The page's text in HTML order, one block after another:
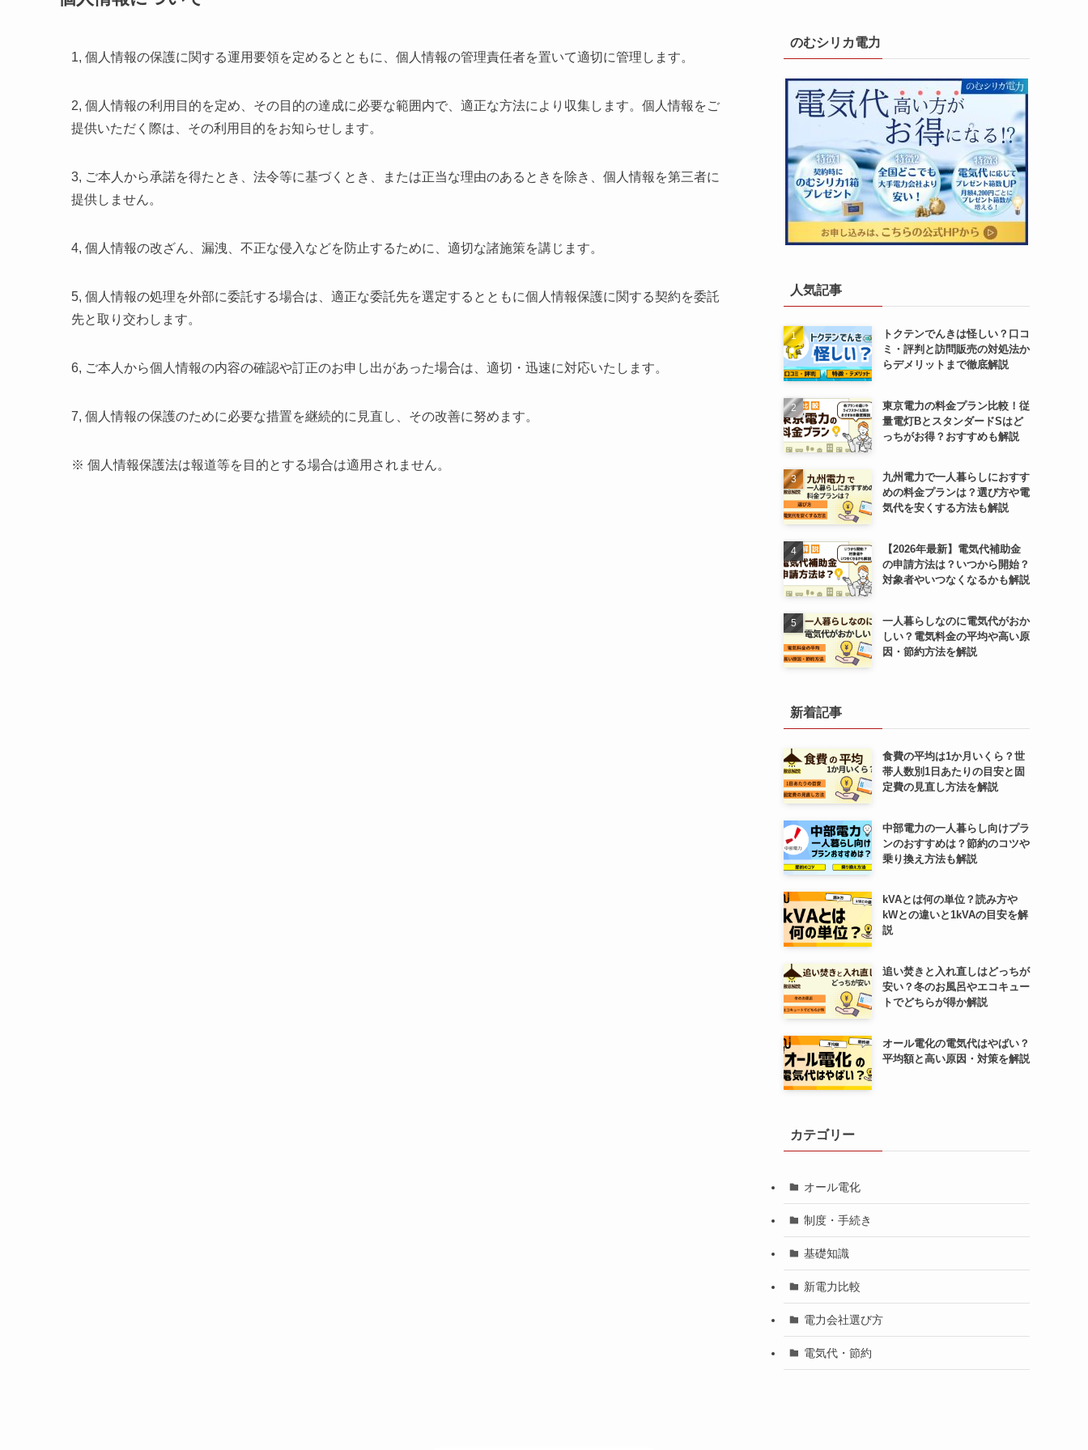
1, 個人情報の保護に関する運用要領を定めるとともに、個人情報の管理責任者を置いて適切に管理します。
2, 個人情報の利用目的を定め、その目的の達成に必要な範囲内で、適正な方法により収集します。個人情報をご
提供いただく際は、その利用目的をお知らせします。
3, ご本人から承諾を得たとき、法令等に基づくとき、または正当な理由のあるときを除き、個人情報を第三者に
提供しません。
4, 個人情報の改ざん、漏洩、不正な侵入などを防止するために、適切な諸施策を講じます。
5, 個人情報の処理を外部に委託する場合は、適正な委託先を選定するとともに個人情報保護に関する契約を委託
先と取り交わします。
6, ご本人から個人情報の内容の確認や訂正のお申し出があった場合は、適切・迅速に対応いたします。
7, 個人情報の保護のために必要な措置を継続的に見直し、その改善に努めます。
※ 個人情報保護法は報道等を目的とする場合は適用されません。
のむシリカ電力
人気記事
トクテンでんきは怪しい？口コ
ミ・評判と訪問販売の対処法か
らデメリットまで徹底解説
東京電力の料金プラン比較！従
量電灯BとスタンダードSはど
っちがお得？おすすめも解説
九州電力で一人暮らしにおすす
めの料金プランは？選び方や電
気代を安くする方法も解説
【2026年最新】電気代補助金
の申請方法は？いつから開始？
対象者やいつなくなるかも解説
一人暮らしなのに電気代がおか
しい？電気料金の平均や高い原
因・節約方法を解説
新着記事
食費の平均は1か月いくら？世
帯人数別1日あたりの目安と固
定費の見直し方法を解説
中部電力の一人暮らし向けプラ
ンのおすすめは？節約のコツや
乗り換え方法も解説
kVAとは何の単位？読み方や
kWとの違いと1kVAの目安を解
説
追い焚きと入れ直しはどっちが
安い？冬のお風呂やエコキュー
トでどちらが得か解説
オール電化の電気代はやばい？
平均額と高い原因・対策を解説
カテゴリー
オール電化
制度・手続き
基礎知識
新電力比較
電力会社選び方
電気代・節約